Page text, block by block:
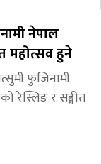
नेपाल
महोत्सव हुने
फुजिनामी
रेस्लिङ र सङ्गीत